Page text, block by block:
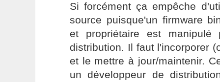
Si forcément ça empêche
source puisque'un firmware
et propriétaire est
distribution. Il faut l'incorporer
et le mettre à jour/maintenir.
un développeur de